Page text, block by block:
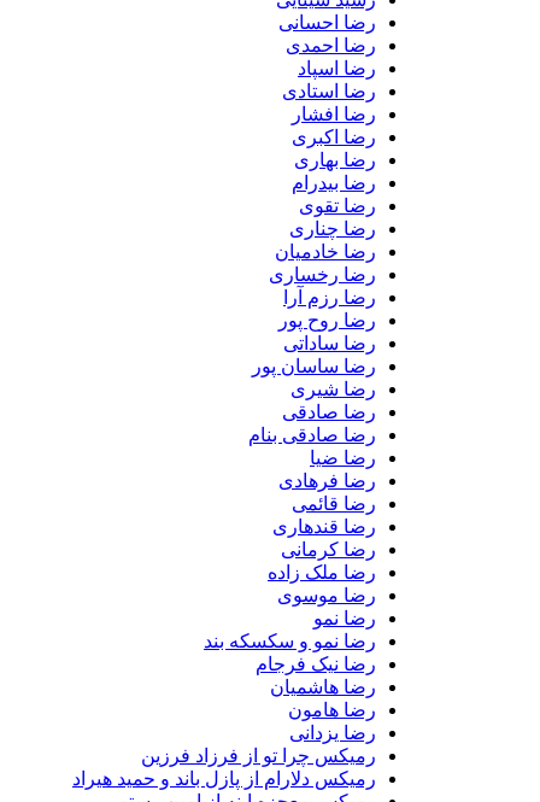
رضا احسانی
رضا احمدی
رضا اسپاد
رضا استادی
رضا افشار
رضا اکبری
رضا بهاری
رضا بیدرام
رضا تقوی
رضا چناری
رضا خادمیان
رضا رخساری
رضا رزم آرا
رضا روح پور
رضا ساداتی
رضا ساسان پور
رضا شیری
رضا صادقی
رضا صادقی بنام
رضا ضیا
رضا فرهادی
رضا قائمی
رضا قندهاری
رضا کرمانی
رضا ملک زاده
رضا موسوی
رضا نمو
رضا نمو و سکسکه بند
رضا نیک فرجام
رضا هاشمیان
رضا هامون
رضا یزدانی
رمیکس چرا تو از فرزاد فرزین
رمیکس دلارام از پازل باند و حمید هیراد